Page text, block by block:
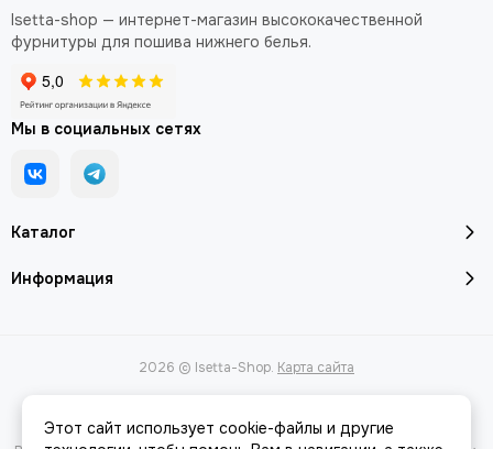
Каталог
Информация
Isetta-shop — интернет-магазин высококачественной
фурнитуры для пошива нижнего белья.
Мы в социальных сетях
2026 © Isetta-Shop. Карта сайта
Этот сайт использует cookie-файлы и другие